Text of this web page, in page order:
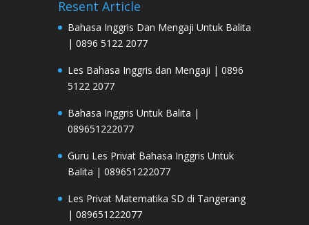
Resent Article
Bahasa Inggris Dan Mengaji Untuk Balita
| 0896 5122 2077
Les Bahasa Inggris dan Mengaji | 0896
5122 2077
Bahasa Inggris Untuk Balita |
089651222077
Guru Les Privat Bahasa Inggris Untuk
Balita | 089651222077
Les Privat Matematika SD di Tangerang
| 089651222077